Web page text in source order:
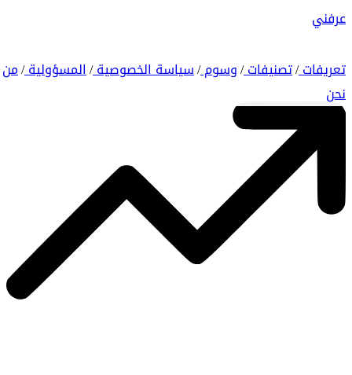
عرفني
تعريفات/ تصنيفات/ وسوم/ سياسة الخصوصية/ المسؤولية/ من
نحن